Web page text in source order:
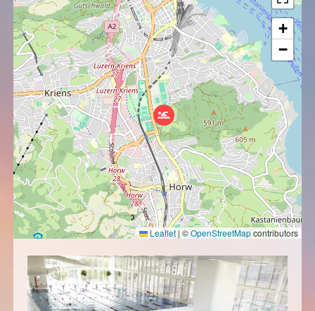
+
−
Leaflet |©OpenStreetMapcontributors